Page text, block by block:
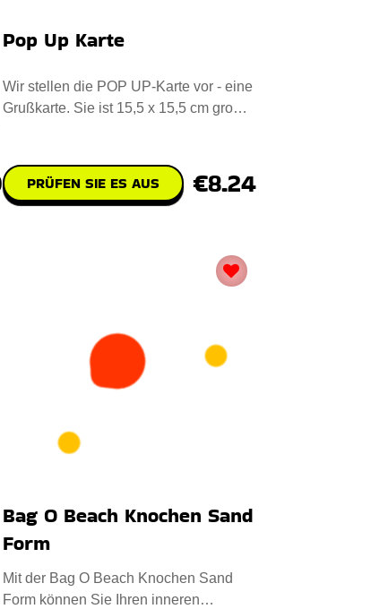
Pop Up Karte
Wir stellen die POP UP-Karte vor - eine
Grußkarte. Sie ist 15,5 x 15,5 cm groß
PRÜFEN SIE ES AUS €8.24
Bag O Beach Knochen Sand
Form
Mit der Bag O Beach Knochen Sand
Form können Sie Ihren inneren